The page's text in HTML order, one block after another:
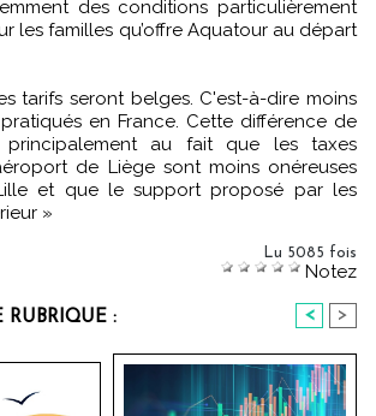
des conditions particulièrement
les familles qu’offre Aquatour au départ
tarifs seront belges. C'est-à-dire moins
en France. Cette différence de
au fait que les taxes
de Liège sont moins onéreuses
et que le support proposé par les
»
Lu 5085 fois
Notez
RUBRIQUE : < >